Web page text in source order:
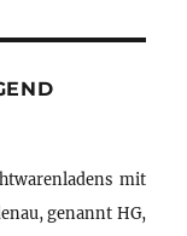
mit
genannt HG,